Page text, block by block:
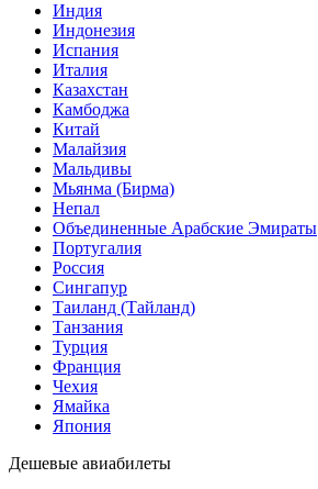
Индия
Индонезия
Испания
Италия
Казахстан
Камбоджа
Китай
Малайзия
Мальдивы
Мьянма (Бирма)
Непал
Объединенные Арабские Эмираты
Португалия
Россия
Сингапур
Таиланд (Тайланд)
Танзания
Турция
Франция
Чехия
Ямайка
Япония
Дешевые авиабилеты